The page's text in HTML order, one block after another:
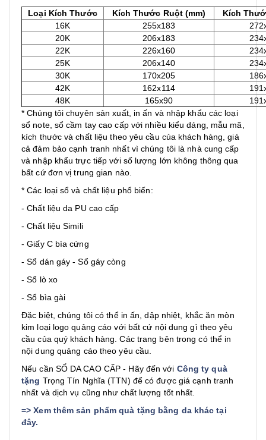
Loại Kích Thước
Kích Thước Ruột (mm)
Kích
16K
255x183
20K
206x183
22K
226x160
25K
206x140
30K
170x205
42K
162x114
48K
165x90
* Chúng tôi chuyên sản xuất, in ấn và nhập khẩu các loại
sổ note, sổ cầm tay cao cấp với nhiều kiểu dáng, mẫu mã,
kích thước và chất liệu theo yêu cầu của khách hàng, giá
cả đảm bảo cạnh tranh nhất vì chúng tôi là nhà cung cấp
và nhập khẩu trực tiếp với số lượng lớn không thông qua
bất cứ đơn vị trung gian nào.
* Các loại sổ và chất liệu phổ biến:
- Chất liệu da PU cao cấp
- Chất liệu Simili
- Giấy C bìa cứng
- Sổ dán gáy - Sổ gáy còng
- Sổ lò xo
- Sổ bìa gài
Đặc biệt, chúng tôi có thể in ấn, dập nhiệt, khắc ăn mòn
kim loại logo quảng cáo với bất cứ nội dung gì theo yêu
cầu của quý khách hàng. Các trang bên trong có thể in
nội dung quảng cáo theo yêu cầu.
Nếu cần SỔ DA CAO CẤP - Hãy đến với Công ty quà
tặng Trọng Tín Nghĩa (TTN) để có được giá cạnh tranh
nhất và dịch vụ cũng như chất lượng tốt nhất.
=>Xem thêm sản phẩm quà tặng bằng da khác tại
đây.